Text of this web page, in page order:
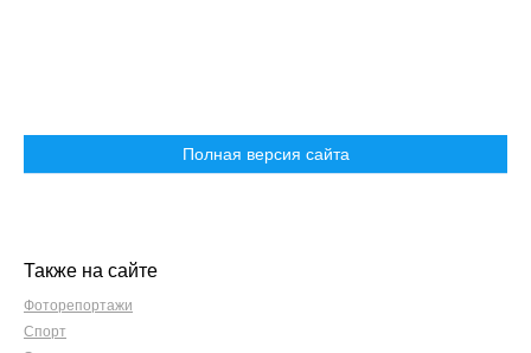
Полная версия сайта
Также на сайте
Фоторепортажи
Спорт